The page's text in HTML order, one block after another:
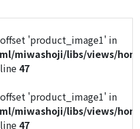
'product_image1' in
miwashoji/libs/views/
47
'product_image1' in
miwashoji/libs/views/
47